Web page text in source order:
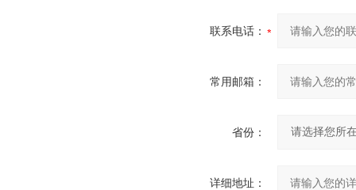
联系电话：
常用邮箱：
省份：
详细地址：